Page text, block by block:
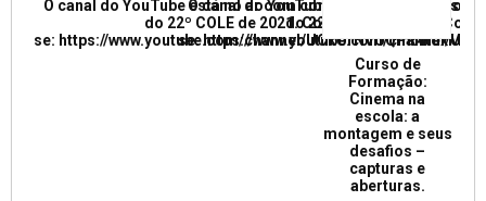
O canal do YouTube está no ar com conferências e mesas
do 22º COLE de 2021. Confira e inscreva
se: https://www.youtube.com/channel/
O canal do YouTube está no ar com
do 22º COLE de 2021.
se: https://www.youtube.com/channel/
Curso de
Formação:
Cinema na
escola: a
montagem e seus
desafios –
capturas e
aberturas.